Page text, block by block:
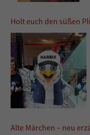
Holt euch den süßen
Alte Märchen – neu